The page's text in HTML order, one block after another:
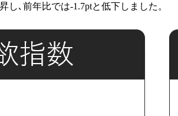
し､前年比では-1.7ptと低下しました。